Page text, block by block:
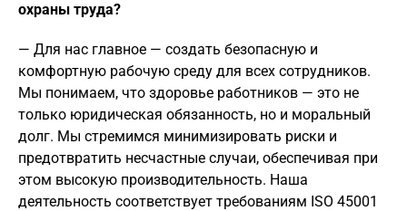
охраны труда?
— Для нас главное — создать безопасную и
комфортную рабочую среду для всех сотрудников.
Мы понимаем, что здоровье работников — это не
только юридическая обязанность, но и моральный
долг. Мы стремимся минимизировать риски и
предотвратить несчастные случаи, обеспечивая при
этом высокую производительность. Наша
деятельность соответствует требованиям ISO 45001